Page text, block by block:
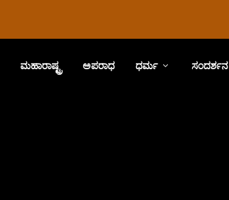
ಮಹಾರಾಷ್ಟ್ರ ಅಪರಾಧ ಧರ್ಮ ಸಂದರ್ಶನ